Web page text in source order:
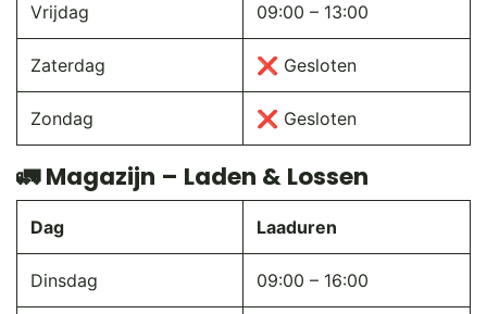
Vrijdag 09:00 – 13:00
Zaterdag ❌ Gesloten
Zondag ❌ Gesloten
🚛 Magazijn – Laden & Lossen
Dag Laaduren
Dinsdag 09:00 – 16:00